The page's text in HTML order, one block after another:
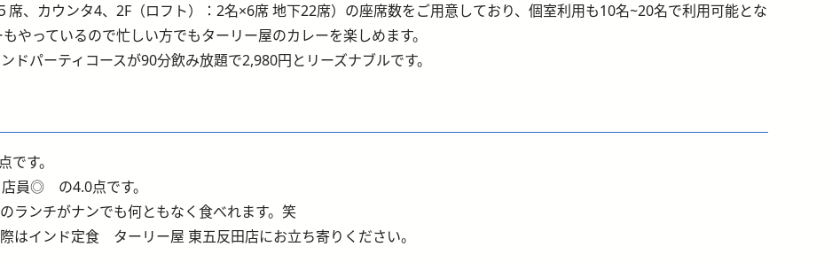
席、カウンタ4、2F（ロフト）：2名×6席 地下22席）の座席数をご用意しており、個室利用も10名~20名で利用可能とな
やっているので忙しい方でもターリー屋のカレーを楽しめます。
パーティコースが90分飲み放題で2,980円とリーズナブルです。
す。
◎ の4.0点です。
ランチがナンでも何ともなく食べれます。笑
はインド定食 ターリー屋 東五反田店にお立ち寄りください。